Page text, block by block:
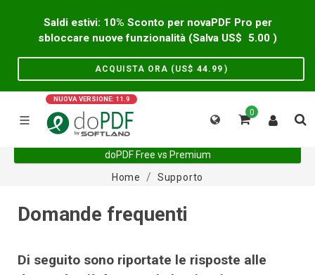
Saldi estivi: 10% Sconto per novaPDF Pro per
sbloccare nuove funzionalità (Salva US$
5.00 )
ACQUISTA ORA (US$ 44.99 )
NUOVA VERSIONE: 11.9
0
doPDF Free vs Premium
Home
Supporto
Domande frequenti
Di seguito sono riportate le risposte alle